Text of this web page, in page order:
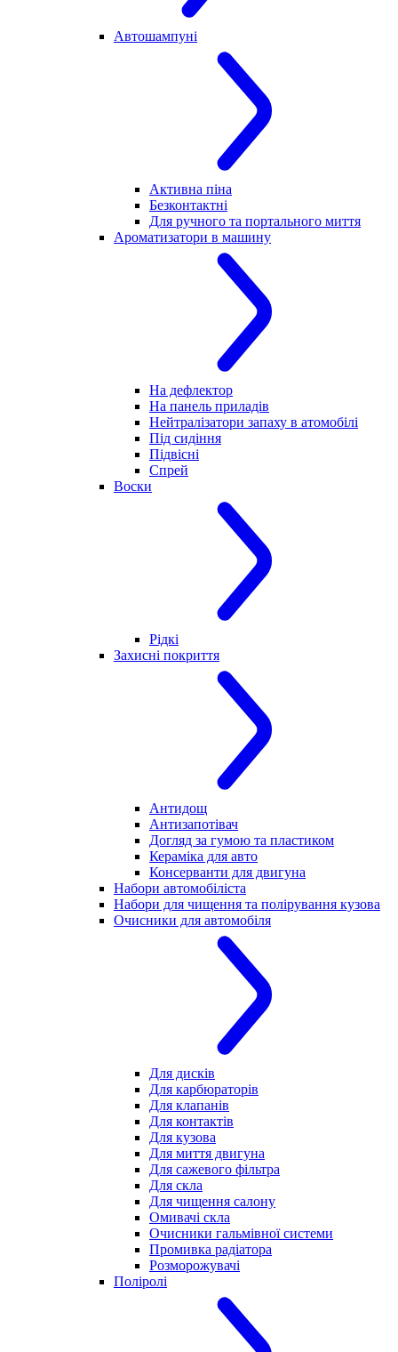
Автошампуні
Активна піна
Безконтактні
Для ручного та портального миття
Ароматизатори в машину
На дефлектор
На панель приладів
Нейтралізатори запаху в атомобілі
Під сидіння
Підвісні
Спрей
Воски
Рідкі
Захисні покриття
Антидощ
Антизапотівач
Догляд за гумою та пластиком
Кераміка для авто
Консерванти для двигуна
Набори автомобіліста
Набори для чищення та полірування кузова
Очисники для автомобіля
Для дисків
Для карбюраторів
Для клапанів
Для контактів
Для кузова
Для миття двигуна
Для сажевого фільтра
Для скла
Для чищення салону
Омивачі скла
Очисники гальмівної системи
Промивка радіатора
Розморожувачі
Поліролі